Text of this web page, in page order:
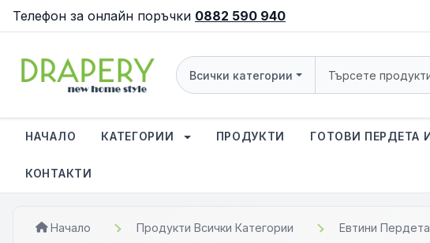
Телефон за онлайн поръчки 0882 590 940
Всички категории
НАЧАЛО КАТЕГОРИИ ПРОДУКТИ ГОТОВИ ПЕРДЕТА
КОНТАКТИ
Начало Продукти Всички Категории
Евтини